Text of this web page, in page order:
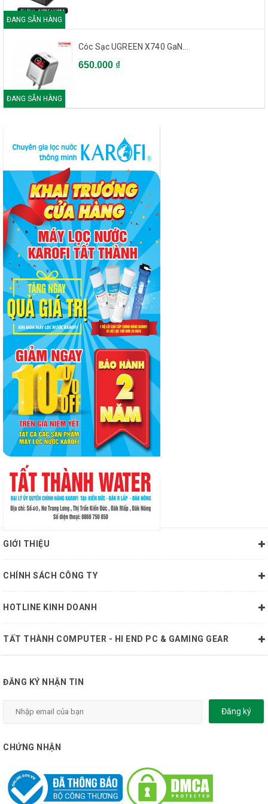
ĐANG SẴN HÀNG
ĐANG SẴN HÀNG
Cóc Sạc UGREEN X740 GaN...
650.000 ₫
GIỚI THIỆU
CHÍNH SÁCH CÔNG TY
HOTLINE KINH DOANH
TẤT THÀNH COMPUTER - HI END PC & GAMING GEAR
ĐĂNG KÝ NHẬN TIN
Đăng ký
CHỨNG NHẬN